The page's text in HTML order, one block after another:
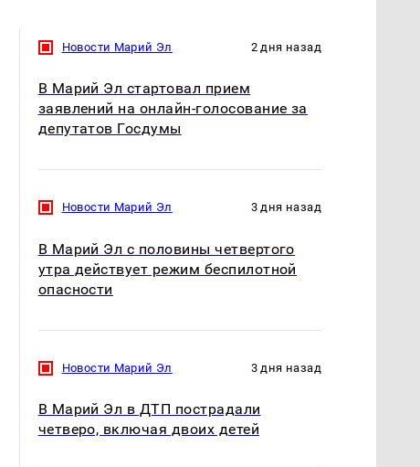
Новости Марий Эл 2 дня назад
В Марий Эл стартовал прием
заявлений на онлайн-голосование за
депутатов Госдумы
Новости Марий Эл 3 дня назад
В Марий Эл с половины четвертого
утра действует режим беспилотной
опасности
Новости Марий Эл 3 дня назад
В Марий Эл в ДТП пострадали
четверо, включая двоих детей